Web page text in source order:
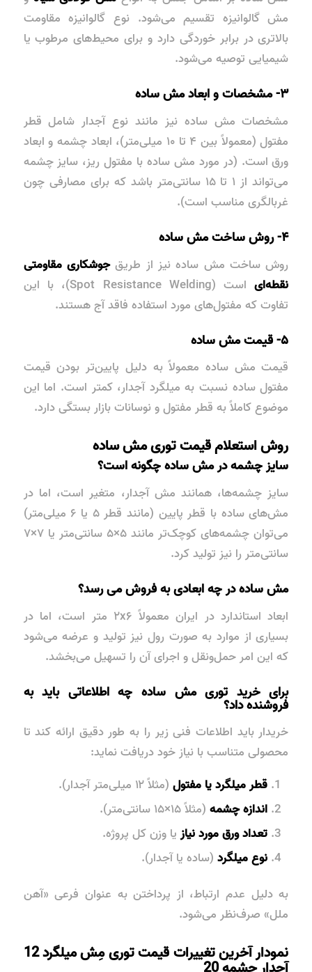
مش گالوانیزه تقسیم می‌شود. نوع گالوانیزه مقاومت
بالاتری در برابر خوردگی دارد و برای محیط‌های مرطوب یا
شیمیایی توصیه می‌شود.
۳- مشخصات و ابعاد مش ساده
مشخصات مش ساده نیز مانند نوع آجدار شامل قطر
مفتول (معمولاً بین ۴ تا ۱۰ میلی‌متر)، ابعاد چشمه و ابعاد
ورق است. (در مورد مش ساده با مفتول ریز، سایز چشمه
می‌تواند از ۱ تا ۱۵ سانتی‌متر باشد که برای مصارفی چون
غربالگری مناسب است).
۴- روش ساخت مش ساده
روش ساخت مش ساده نیز از طریقجوشکاری مقاومتی
نقطه‌ای
است (Spot Resistance Welding)، با این
تفاوت که مفتول‌های مورد استفاده فاقد آج هستند.
۵- قیمت مش ساده
قیمت مش ساده معمولاً به دلیل پایین‌تر بودن قیمت
مفتول ساده نسبت به میلگرد آجدار، کمتر است. اما این
موضوع کاملاً به قطر مفتول و نوسانات بازار بستگی دارد.
روش استعلام قیمت توری مش ساده
سایز چشمه در مش ساده چگونه است؟
سایز چشمه‌ها، همانند مش آجدار، متغیر است، اما در
مش‌های ساده با قطر پایین (مانند قطر ۵ یا ۶ میلی‌متر)
می‌توان چشمه‌های کوچک‌تر مانند ۵×۵ سانتی‌متر یا ۷×۷
سانتی‌متر را نیز تولید کرد.
مش ساده در چه ابعادی به فروش می رسد؟
ابعاد استاندارد در ایران معمولاً ۲x۶ متر است، اما در
بسیاری از موارد به صورت رول نیز تولید و عرضه می‌شود
که این امر حمل‌ونقل و اجرای آن را تسهیل می‌بخشد.
برای خرید توری مش ساده چه اطلاعاتی باید به
فروشنده داد؟
خریدار باید اطلاعات فنی زیر را به طور دقیق ارائه کند تا
محصولی متناسب با نیاز خود دریافت نماید:
قطر میلگرد یا مفتول(مثلاً ۱۲ میلی‌متر آجدار).
اندازه چشمه(مثلاً ۱۵×۱۵ سانتی‌متر).
تعداد ورق مورد نیازیا وزن کل پروژه.
نوع میلگرد(ساده یا آجدار).
به دلیل عدم ارتباط، از پرداختن به عنوان فرعی «آهن
ملل» صرف‌نظر می‌شود.
نمودار آخرین تغییرات قیمت توری مِش میلگرد 12